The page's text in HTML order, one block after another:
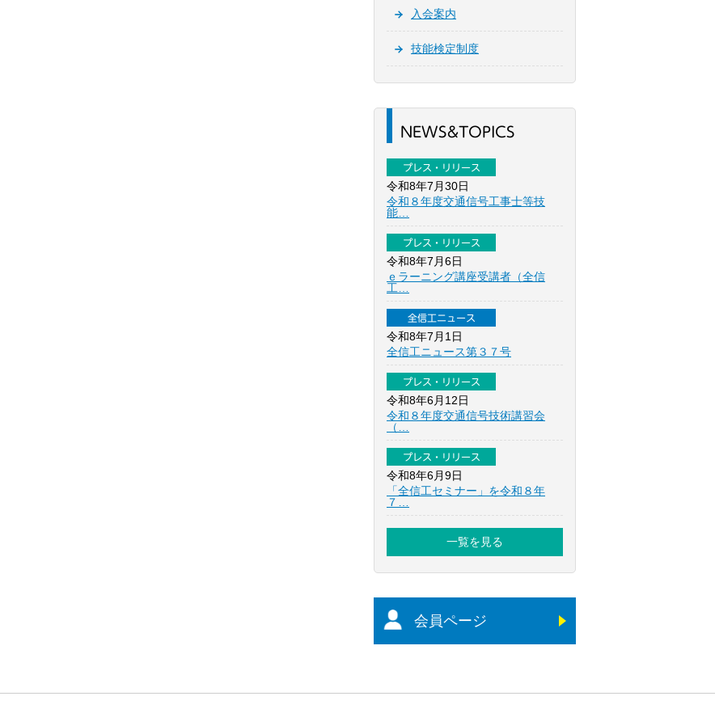
入会案内
技能検定制度
NEWS&TOPICS
プレス・リリース
令和8年7月30日
令和８年度交通信号工事士等技
能…
プレス・リリース
令和8年7月6日
ｅラーニング講座受講者（全信
工…
全信工ニュース
令和8年7月1日
全信工ニュース第３７号
プレス・リリース
令和8年6月12日
令和８年度交通信号技術講習会
（…
プレス・リリース
令和8年6月9日
「全信工セミナー」を令和８年
７…
一覧を見る
会員ページ